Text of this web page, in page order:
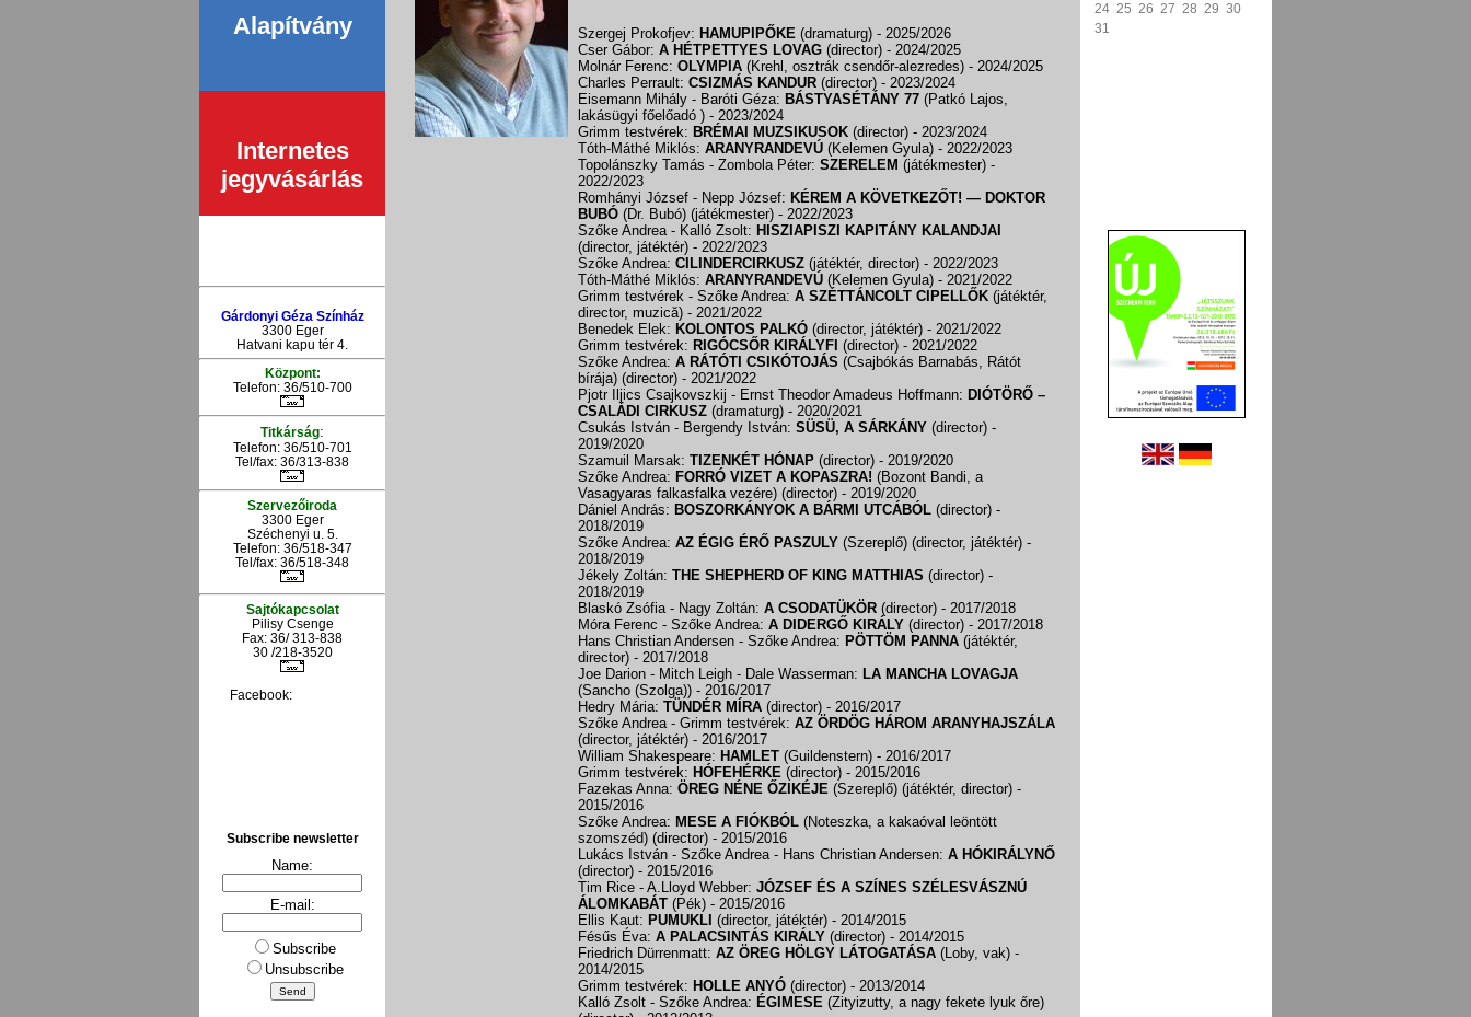
Alapítvány
Internetes
jegyvásárlás
Gárdonyi Géza Színház
3300 Eger
Hatvani kapu tér 4.
Központ:
Telefon: 36/510-700
Titkárság:
Telefon: 36/510-701
Tel/fax: 36/313-838
Szervezőiroda
3300 Eger
Széchenyi u. 5.
Telefon: 36/518-347
Tel/fax: 36/518-348
Sajtókapcsolat
Pilisy Csenge
Fax: 36/ 313-838
30 /218-3520
Facebook:
Subscribe newsletter
Name:
E-mail:
Subscribe
Unsubscribe
Szergej Prokofjev: HAMUPIPŐKE (dramaturg) - 2025/2026
Cser Gábor: A HÉTPETTYES LOVAG (director) - 2024/2025
Molnár Ferenc: OLYMPIA (Krehl, osztrák csendőr-alezredes) - 2024/2025
Charles Perrault: CSIZMÁS KANDUR (director) - 2023/2024
Eisemann Mihály - Baróti Géza: BÁSTYASÉTÁNY 77 (Patkó Lajos,
lakásügyi főelőadó ) - 2023/2024
Grimm testvérek: BRÉMAI MUZSIKUSOK (director) - 2023/2024
Tóth-Máthé Miklós: ARANYRANDEVÚ (Kelemen Gyula) - 2022/2023
Topolánszky Tamás - Zombola Péter: SZERELEM (játékmester) -
2022/2023
Romhányi József - Nepp József: KÉREM A KÖVETKEZŐT! — DOKTOR
BUBÓ (Dr. Bubó) (játékmester) - 2022/2023
Szőke Andrea - Kalló Zsolt: HISZIAPISZI KAPITÁNY KALANDJAI
(director, játéktér) - 2022/2023
Szőke Andrea: CILINDERCIRKUSZ (játéktér, director) - 2022/2023
Tóth-Máthé Miklós: ARANYRANDEVÚ (Kelemen Gyula) - 2021/2022
Grimm testvérek - Szőke Andrea: A SZÉTTÁNCOLT CIPELLŐK (játéktér,
director, muzică) - 2021/2022
Benedek Elek: KOLONTOS PALKÓ (director, játéktér) - 2021/2022
Grimm testvérek: RIGÓCSŐR KIRÁLYFI (director) - 2021/2022
Szőke Andrea: A RÁTÓTI CSIKÓTOJÁS (Csajbókás Barnabás, Rátót
bírája) (director) - 2021/2022
Pjotr Iljics Csajkovszkij - Ernst Theodor Amadeus Hoffmann: DIÓTÖRŐ –
CSALÁDI CIRKUSZ (dramaturg) - 2020/2021
Csukás István - Bergendy István: SÜSÜ, A SÁRKÁNY (director) -
2019/2020
Szamuil Marsak: TIZENKÉT HÓNAP (director) - 2019/2020
Szőke Andrea: FORRÓ VIZET A KOPASZRA! (Bozont Bandi, a
Vasagyaras falkasfalka vezére) (director) - 2019/2020
Dániel András: BOSZORKÁNYOK A BÁRMI UTCÁBÓL (director) -
2018/2019
Szőke Andrea: AZ ÉGIG ÉRŐ PASZULY (Szereplő) (director, játéktér) -
2018/2019
Jékely Zoltán: THE SHEPHERD OF KING MATTHIAS (director) -
2018/2019
Blaskó Zsófia - Nagy Zoltán: A CSODATÜKÖR (director) - 2017/2018
Móra Ferenc - Szőke Andrea: A DIDERGŐ KIRÁLY (director) - 2017/2018
Hans Christian Andersen - Szőke Andrea: PÖTTÖM PANNA (játéktér,
director) - 2017/2018
Joe Darion - Mitch Leigh - Dale Wasserman: LA MANCHA LOVAGJA
(Sancho (Szolga)) - 2016/2017
Hedry Mária: TÜNDÉR MÍRA (director) - 2016/2017
Szőke Andrea - Grimm testvérek: AZ ÖRDÖG HÁROM ARANYHAJSZÁLA
(director, játéktér) - 2016/2017
William Shakespeare: HAMLET (Guildenstern) - 2016/2017
Grimm testvérek: HÓFEHÉRKE (director) - 2015/2016
Fazekas Anna: ÖREG NÉNE ŐZIKÉJE (Szereplő) (játéktér, director) -
2015/2016
Szőke Andrea: MESE A FIÓKBÓL (Noteszka, a kakaóval leöntött
szomszéd) (director) - 2015/2016
Lukács István - Szőke Andrea - Hans Christian Andersen: A HÓKIRÁLYNŐ
(director) - 2015/2016
Tim Rice - A.Lloyd Webber: JÓZSEF ÉS A SZÍNES SZÉLESVÁSZNÚ
ÁLOMKABÁT (Pék) - 2015/2016
Ellis Kaut: PUMUKLI (director, játéktér) - 2014/2015
Fésűs Éva: A PALACSINTÁS KIRÁLY (director) - 2014/2015
Friedrich Dürrenmatt: AZ ÖREG HÖLGY LÁTOGATÁSA (Loby, vak) -
2014/2015
Grimm testvérek: HOLLE ANYÓ (director) - 2013/2014
Kalló Zsolt - Szőke Andrea: ÉGIMESE (Zityizutty, a nagy fekete lyuk őre)
24 25 26 27 28 29 30
31